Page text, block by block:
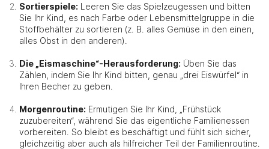
Sortierspiele: Leeren Sie das Spielzeugessen und bitten
Sie Ihr Kind, es nach Farbe oder Lebensmittelgruppe in die
Stoffbehälter zu sortieren (z. B. alles Gemüse in den einen,
alles Obst in den anderen).
Die „Eismaschine“-Herausforderung: Üben Sie das
Zählen, indem Sie Ihr Kind bitten, genau „drei Eiswürfel“ in
Ihren Becher zu geben.
Morgenroutine: Ermutigen Sie Ihr Kind, „Frühstück
zuzubereiten“, während Sie das eigentliche Familienessen
vorbereiten. So bleibt es beschäftigt und fühlt sich sicher,
gleichzeitig aber auch als hilfreicher Teil der Familienroutine.